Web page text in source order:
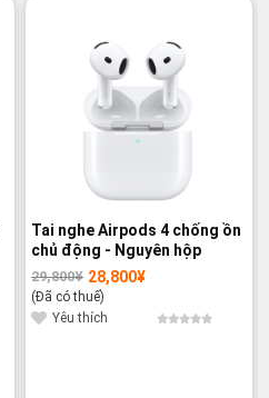
Tai nghe Airpods 4 chống ồn
chủ động - Nguyên hộp
29,800¥
Giá
gốc
là:
29,800¥.
28,800¥
Giá
hiện
tại
là:
28,800¥.
(Đã có thuế)
Yêu thích